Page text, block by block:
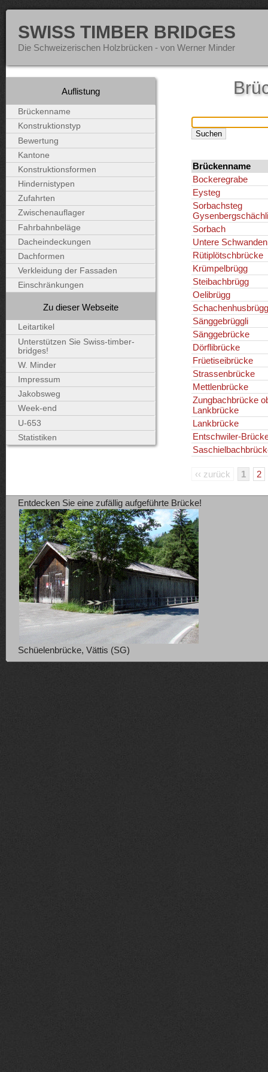
SWISS TIMBER BRIDGES
Die Schweizerischen Holzbrücken - von Werner Minder
Brückenname
Bockeregrabe
Eysteg
Sorbachsteg
Gysenbergschächli
Sorbach
Untere
Rütiplötschbrücke
Krümpelbrügg
Steibachbrügg
Oelibrügg
Schachenhusbrügg
Sänggebrüggli
Sänggebrücke
Dörflibrücke
Früetiseibrücke
Strassenbrücke
Mettlenbrücke
Zungbachbrücke
Lankbrücke
Lankbrücke
Entschwiler-
‹‹ zurück 1 2
Auflistung
Brückenname
Konstruktionstyp
Bewertung
Kantone
Konstruktionsformen
Hindernistypen
Zufahrten
Zwischenauflager
Fahrbahnbeläge
Dacheindeckungen
Dachformen
Verkleidung der Fassaden
Einschränkungen
Zu dieser Webseite
Leitartikel
Unterstützen Sie Swiss-timber-
bridges!
W. Minder
Impressum
Jakobsweg
Week-end
U-653
Statistiken
Entdecken Sie eine zufällig aufgeführte Brücke!
Schüelenbrücke, Vättis (SG)